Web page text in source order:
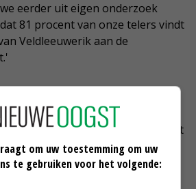
eerder uit eigen onderzoek
81 procent van onze telers vindt
Veldleeuwerik aan de
voldoende beloond?
is niet de belangrijkste
mee te doen. Ons certificaat dat
geborgd controlesysteem,
onderscheidende waarde in de
om uw toestemming om uw
te gebruiken voor het volgende: